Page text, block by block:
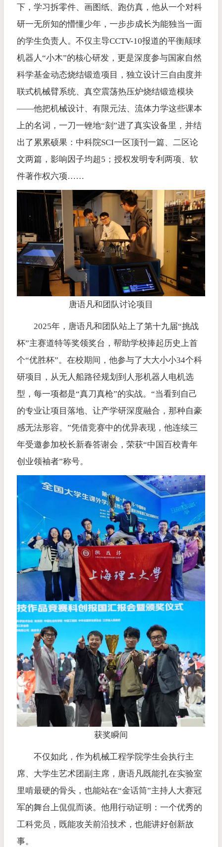
下，学习拆零件、画图纸、跑仿真，他从一个对科
研一无所知的懵懂少年，一步步成长为能独当一面
的学生负责人。不仅主导CCTV-10报道的平衡颠球
机器人“小木”的核心研发，更是深度参与国家自然
科学基金动态烧结锻造项目，独立设计三自由度并
联式机械臂系统、真空震荡热压炉烧结锻造模块
——他把机械设计、有限元法、流体力学这些课本
上的名词，一刀一锉地“刻”进了真实设备里，并结
出了累累硕果：中科院SCI一区顶刊一篇、二区论
文两篇，影响因子均超5；授权发明专利两项、软
件著作权六项……
唐语凡和团队讨论项目
2025年，唐语凡和团队站上了第十九届“挑战
杯”主赛道特等奖领奖台，帮助学校捧起历史上首
个“优胜杯”。在校期间，他参与了大大小小34个科
研项目，从无人船路径规划到人形机器人电机选
型，每一项都是“真刀真枪”的实战。“当看到自己
的专业让项目落地、让产学研深度融合，那种自豪
感无法形容。”凭借竞赛中的优异表现，他连续三
年受邀参加校长新春答谢会，荣获“中国百校青年
创业领袖者”称号。
获奖瞬间
不仅如此，作为机械工程学院学生会执行主
席、大学生艺术团副主席，唐语凡既能扎在实验室
里啃最硬的骨头，也能站在“金话筒”主持人大赛冠
军的舞台上侃侃而谈。他用行动证明：一个优秀的
工科党员，既能攻关前沿技术，也能讲好创新故
事。